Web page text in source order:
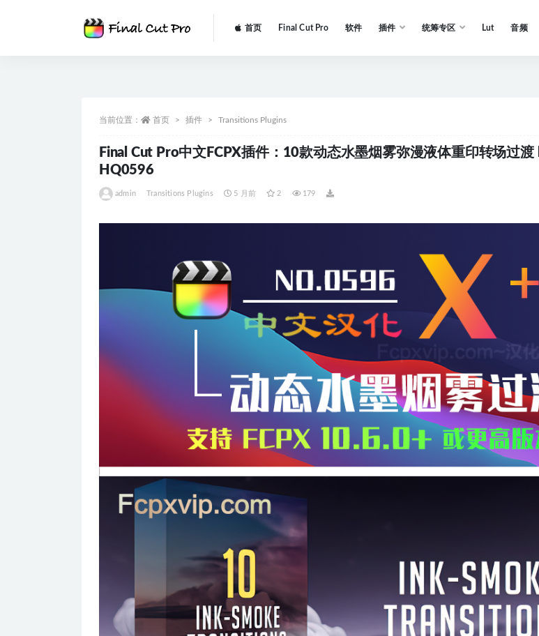
首页 Final Cut Pro 软件 插件 统筹专区 Lut 音频
当前位置： 首页 插件 Transitions Plugins
Final Cut Pro中文FCPX插件：10款动态水墨烟雾弥漫液体重印转场过渡
HQ0596
admin Transitions Plugins 5 月前 2 179